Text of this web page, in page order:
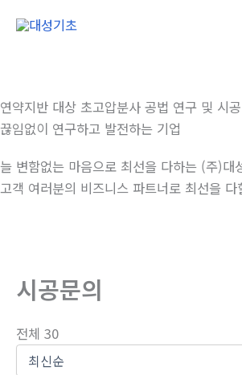
건
너
뛰
기
연약지반 대상 초고압분사 공법 연구 및 시
끊임없이 연구하고 발전하는 기업
늘 변함없는 마음으로 최선을 다하는 (주)대
고객 여러분의 비즈니스 파트너로 최선을
시공문의
전체 30